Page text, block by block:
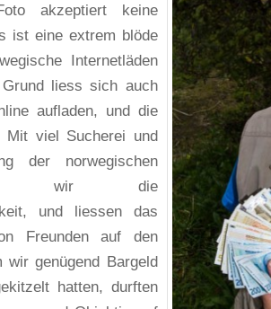
akzeptiert keine
ist eine extrem blöde
Internetläden
liess sich auch
aufladen, und die
Mit viel Sucherei und
der norwegischen
wir die
und liessen das
Freunden auf den
wir genügend Bargeld
hatten, durften